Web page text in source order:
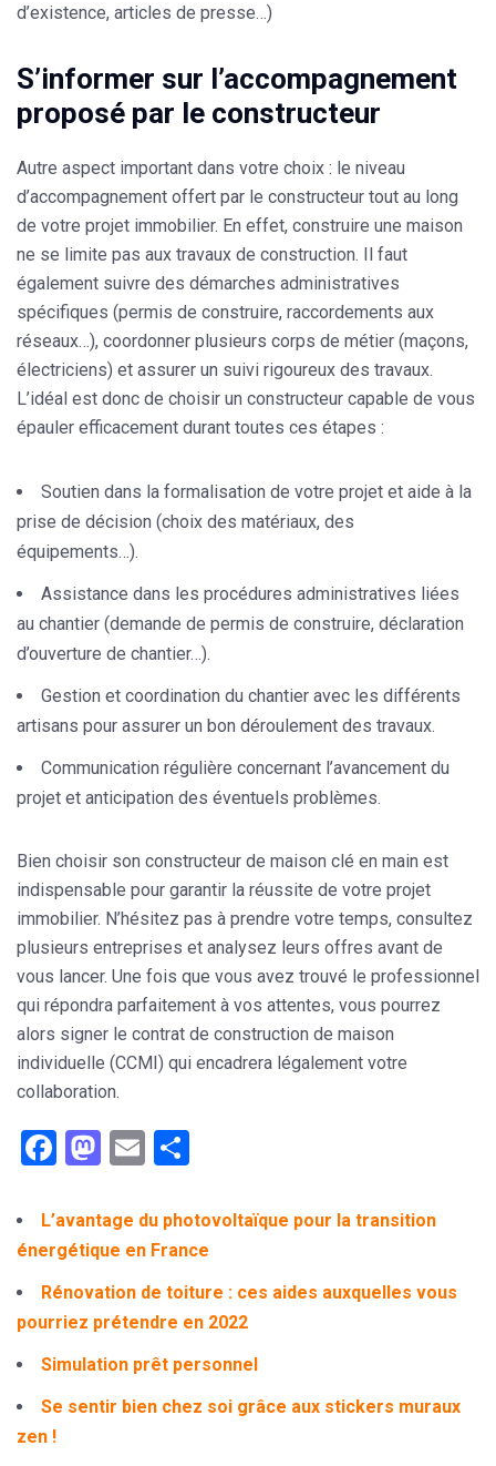
d’existence, articles de presse…)
S’informer sur l’accompagnement
proposé par le constructeur
Autre aspect important dans votre choix : le niveau
d’accompagnement offert par le constructeur tout au long
de votre projet immobilier. En effet, construire une maison
ne se limite pas aux travaux de construction. Il faut
également suivre des démarches administratives
spécifiques (permis de construire, raccordements aux
réseaux…), coordonner plusieurs corps de métier (maçons,
électriciens) et assurer un suivi rigoureux des travaux.
L’idéal est donc de choisir un constructeur capable de vous
épauler efficacement durant toutes ces étapes :
Soutien dans la formalisation de votre projet et aide à la
prise de décision (choix des matériaux, des
équipements…).
Assistance dans les procédures administratives liées
au chantier (demande de permis de construire, déclaration
d’ouverture de chantier…).
Gestion et coordination du chantier avec les différents
artisans pour assurer un bon déroulement des travaux.
Communication régulière concernant l’avancement du
projet et anticipation des éventuels problèmes.
Bien choisir son constructeur de maison clé en main est
indispensable pour garantir la réussite de votre projet
immobilier. N’hésitez pas à prendre votre temps, consultez
plusieurs entreprises et analysez leurs offres avant de
vous lancer. Une fois que vous avez trouvé le professionnel
qui répondra parfaitement à vos attentes, vous pourrez
alors signer le contrat de construction de maison
individuelle (CCMI) qui encadrera légalement votre
collaboration.
Facebook
Mastodon
Email
L’avantage du photovoltaïque pour la transition
énergétique en France
Rénovation de toiture : ces aides auxquelles vous
pourriez prétendre en 2022
Simulation prêt personnel
Se sentir bien chez soi grâce aux stickers muraux
zen !